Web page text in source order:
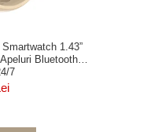
1.43”
Bluetooth &
7